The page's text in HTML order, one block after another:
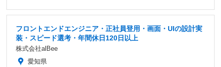
フロントエンドエンジニア・正社員登用・画面・UIの設計実
装・スピード選考・年間休日120日以上
株式会社alBee
愛知県